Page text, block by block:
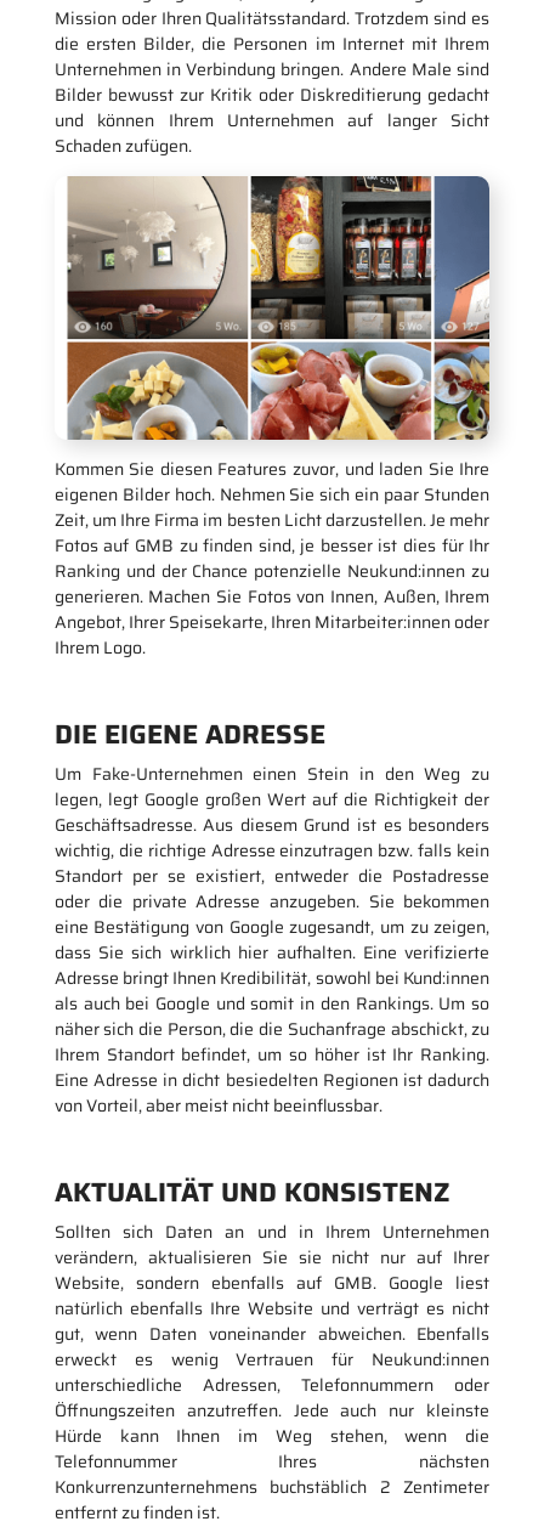
Mission oder Ihren Qualitätsstandard. Trotzdem sind es
die ersten Bilder, die Personen im Internet mit Ihrem
Unternehmen in Verbindung bringen. Andere Male sind
Bilder bewusst zur Kritik oder Diskreditierung gedacht
und können Ihrem Unternehmen auf langer Sicht
Schaden zufügen.
Kommen Sie diesen Features zuvor, und laden Sie Ihre
eigenen Bilder hoch. Nehmen Sie sich ein paar Stunden
Zeit, um Ihre Firma im besten Licht darzustellen. Je mehr
Fotos auf GMB zu finden sind, je besser ist dies für Ihr
Ranking und der Chance potenzielle Neukund:innen zu
generieren. Machen Sie Fotos von Innen, Außen, Ihrem
Angebot, Ihrer Speisekarte, Ihren Mitarbeiter:innen oder
Ihrem Logo.
DIE EIGENE ADRESSE
Um Fake-Unternehmen einen Stein in den Weg zu
legen, legt Google großen Wert auf die Richtigkeit der
Geschäftsadresse. Aus diesem Grund ist es besonders
wichtig, die richtige Adresse einzutragen bzw. falls kein
Standort per se existiert, entweder die Postadresse
oder die private Adresse anzugeben. Sie bekommen
eine Bestätigung von Google zugesandt, um zu zeigen,
dass Sie sich wirklich hier aufhalten. Eine verifizierte
Adresse bringt Ihnen Kredibilität, sowohl bei Kund:innen
als auch bei Google und somit in den Rankings. Um so
näher sich die Person, die die Suchanfrage abschickt, zu
Ihrem Standort befindet, um so höher ist Ihr Ranking.
Eine Adresse in dicht besiedelten Regionen ist dadurch
von Vorteil, aber meist nicht beeinflussbar.
AKTUALITÄT UND KONSISTENZ
Sollten sich Daten an und in Ihrem Unternehmen
verändern, aktualisieren Sie sie nicht nur auf Ihrer
Website, sondern ebenfalls auf GMB. Google liest
natürlich ebenfalls Ihre Website und verträgt es nicht
gut, wenn Daten voneinander abweichen. Ebenfalls
erweckt es wenig Vertrauen für Neukund:innen
unterschiedliche Adressen, Telefonnummern oder
Öffnungszeiten anzutreffen. Jede auch nur kleinste
Hürde kann Ihnen im Weg stehen, wenn die
Telefonnummer Ihres nächsten
Konkurrenzunternehmens buchstäblich 2 Zentimeter
entfernt zu finden ist.